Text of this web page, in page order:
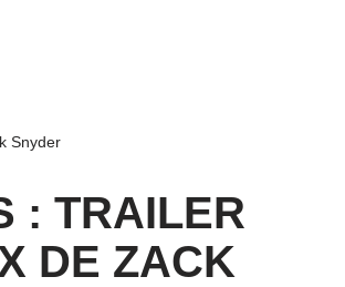
Snyder
: TRAILER
DE ZACK